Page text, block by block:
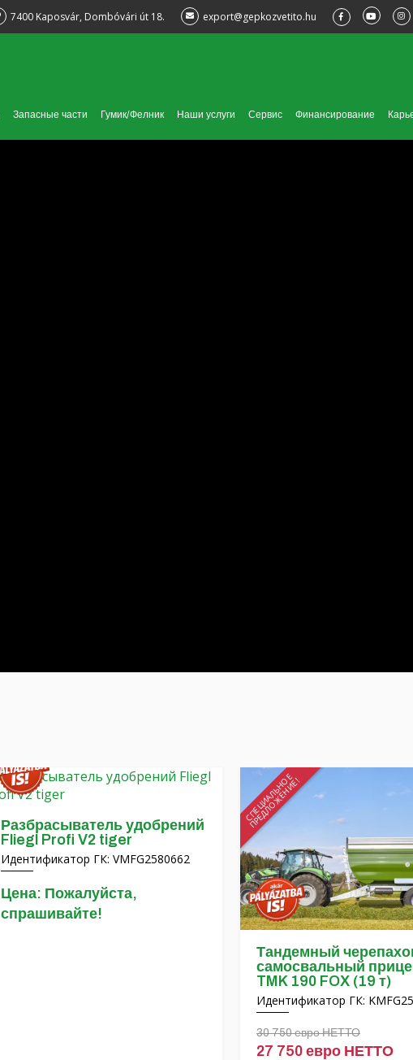
7400 Kaposvár, Dombóvári út 18. export@gepkozvetito.hu
Запасные части Гумик/Фелник Наши услуги Сервис Финансирование
Разбрасыватель удобрений
Fliegl Profi V2 tiger
Идентификатор ГК: VMFG2580662
Цена: Пожалуйста,
спрашивайте!
СПЕЦИАЛЬНОЕ
ПРЕДЛОЖЕНИЕ!
Тандемный
самосвальный
TMK 190 FOX (19 т)
Идентификатор ГК:
30 750 евро НЕТТО
27 750 евро НЕТТО